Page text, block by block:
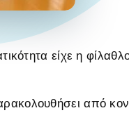
είχε η
από